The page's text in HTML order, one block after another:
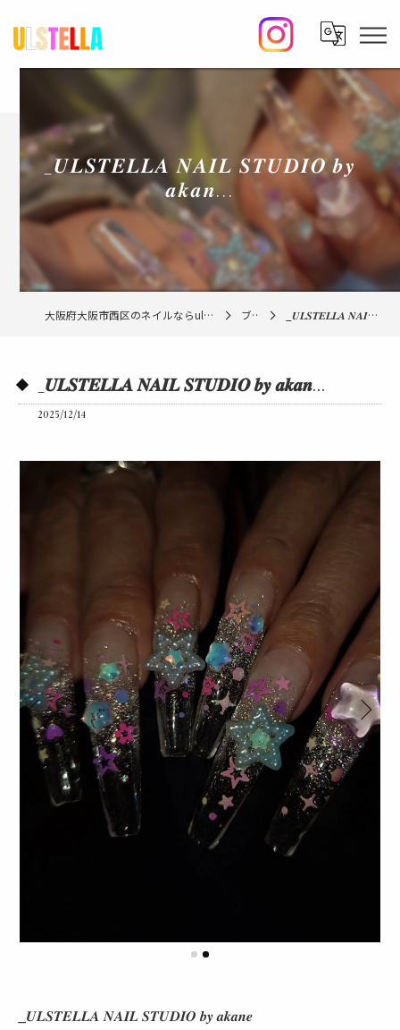
_𝑼𝑳𝑺𝑻𝑬𝑳𝑳𝑨 𝑵𝑨𝑰𝑳 𝑺𝑻𝑼𝑫𝑰𝑶 𝒃𝒚
𝒂𝒌𝒂𝒏...
大阪府大阪市西区のネイルならulstella nail studio【ウルステラ】 ブログ _𝑼𝑳𝑺𝑻𝑬𝑳𝑳𝑨 𝑵𝑨𝑰𝑳 𝑺𝑻𝑼𝑫𝑰𝑶 𝒃𝒚 𝒂𝒌𝒂𝒏...
_𝑼𝑳𝑺𝑻𝑬𝑳𝑳𝑨 𝑵𝑨𝑰𝑳 𝑺𝑻𝑼𝑫𝑰𝑶 𝒃𝒚 𝒂𝒌𝒂𝒏...
2025/12/14
_𝑼𝑳𝑺𝑻𝑬𝑳𝑳𝑨 𝑵𝑨𝑰𝑳 𝑺𝑻𝑼𝑫𝑰𝑶 𝒃𝒚 𝒂𝒌𝒂𝒏𝒆